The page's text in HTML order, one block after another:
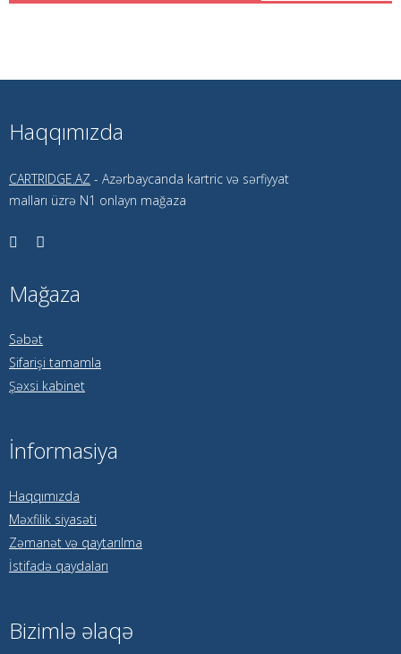
Haqqımızda
CARTRIDGE.AZ - Azərbaycanda kartric və sərfiyyat
malları üzrə N1 onlayn mağaza
Mağaza
Səbət
Sifarişi tamamla
Şəxsi kabinet
İnformasiya
Haqqımızda
Məxfilik siyasəti
Zəmanət və qaytarılma
İstifadə qaydaları
Bizimlə əlaqə